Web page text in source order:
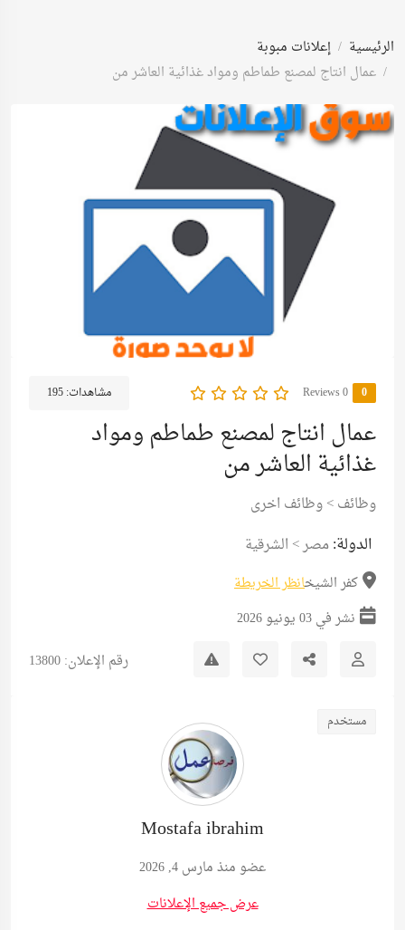
الرئيسية
إعلانات مبوبة
عمال انتاج لمصنع طماطم ومواد غذائية العاشر من
0
0 Reviews مشاهدات:195
عمال انتاج لمصنع طماطم ومواد
غذائية العاشر من
وظائف>وظائف اخرى
الدولة: مصر> الشرقية
كفر الشيخانظر الخريطة
نشر في 03 يونيو 2026
رقم الإعلان: 13800
مستخدم
Mostafa ibrahim
عضو منذ مارس 4, 2026
عرض جميع الإعلانات